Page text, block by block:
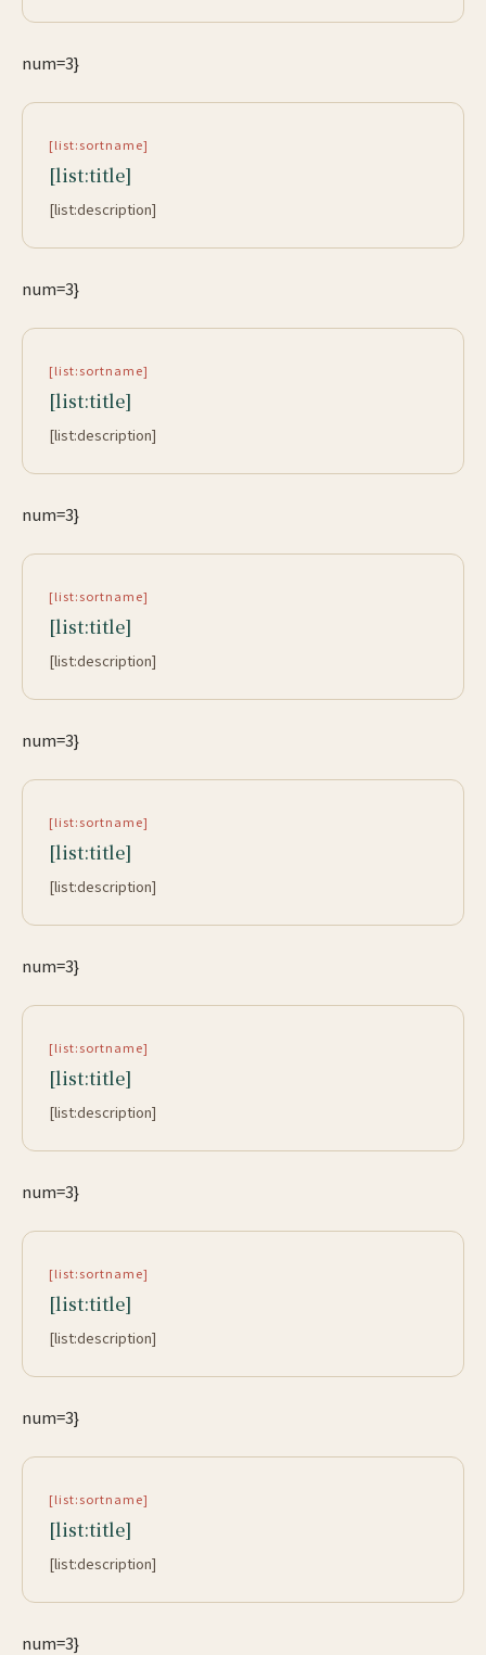
num=3}
[list:sortname]
[list:title]
[list:description]
num=3}
[list:sortname]
[list:title]
[list:description]
num=3}
[list:sortname]
[list:title]
[list:description]
num=3}
[list:sortname]
[list:title]
[list:description]
num=3}
[list:sortname]
[list:title]
[list:description]
num=3}
[list:sortname]
[list:title]
[list:description]
num=3}
[list:sortname]
[list:title]
[list:description]
num=3}